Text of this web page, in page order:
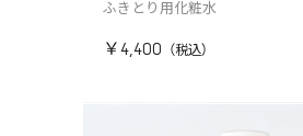
ふきとり用化粧水
￥4,400